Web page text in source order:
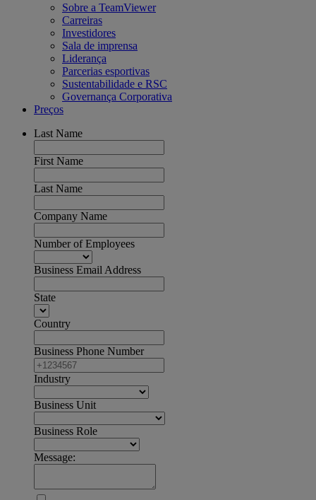
Sobre a TeamViewer
Carreiras
Investidores
Sala de imprensa
Liderança
Parcerias esportivas
Sustentabilidade e RSC
Governança Corporativa
Preços
Last Name
First Name
Last Name
Company Name
Number of Employees
Business Email Address
State
Country
Business Phone Number
Industry
Business Unit
Business Role
Message: